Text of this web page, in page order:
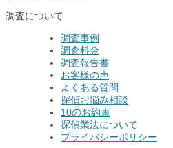
調査について
調査事例
調査料金
調査報告書
お客様の声
よくある質問
探偵お悩み相談
10のお約束
探偵業法について
プライバシーポリシー